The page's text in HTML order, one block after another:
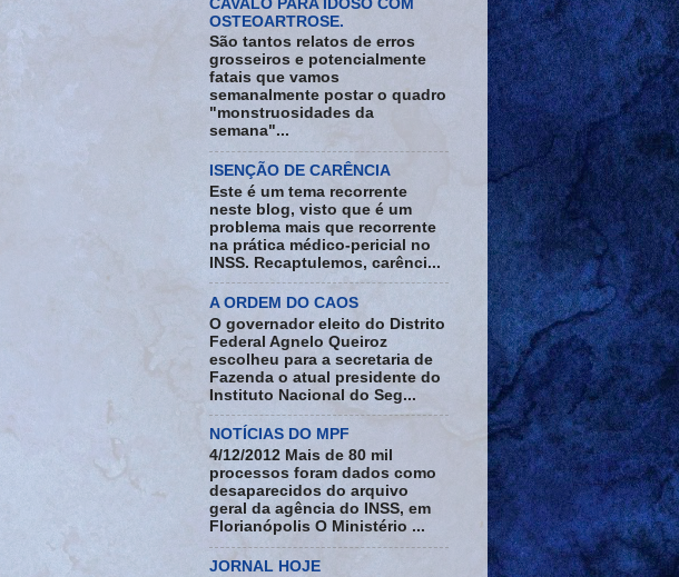
CAVALO PARA IDOSO COM
OSTEOARTROSE.
São tantos relatos de erros
grosseiros e potencialmente
fatais que vamos
semanalmente postar o quadro
"monstruosidades da
semana"...
ISENÇÃO DE CARÊNCIA
Este é um tema recorrente
neste blog, visto que é um
problema mais que recorrente
na prática médico-pericial no
INSS. Recaptulemos, carênci...
A ORDEM DO CAOS
O governador eleito do Distrito
Federal Agnelo Queiroz
escolheu para a secretaria de
Fazenda o atual presidente do
Instituto Nacional do Seg...
NOTÍCIAS DO MPF
4/12/2012 Mais de 80 mil
processos foram dados como
desaparecidos do arquivo
geral da agência do INSS, em
Florianópolis O Ministério ...
JORNAL HOJE